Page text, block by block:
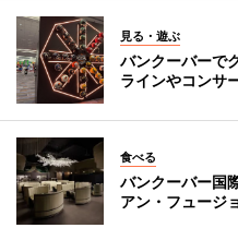
見る・遊ぶ
バンクーバーで
ラインやコンサ
食べる
バンクーバー国
アン・フュージ